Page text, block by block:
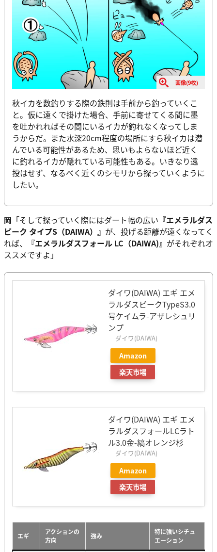
画像(9枚)
秋イカを数釣りする際の鉄則は手前から釣っていくこ
と。仮に遠くで掛けた場合、手前に寄せてくる間に墨
を吐かれればその間にいるイカが釣れなくなってしま
うからだ。また水深20cm程度の場所にすら秋イカは潜
んでいる可能性があるため、思いもよらないほど近く
に釣れるイカが隠れている可能性もある。いきなり遠
投はせず、なるべく近くのシモリから探っていくように
したい。
岡 「そして探っていく際にはダート幅の広い 『エメラルダス
ピーク タイプS（DAIWA）』 が、投げる距離が遠くなってく
れば、
『エメラルダスフォール LC（DAIWA)』 がそれぞれオ
ススメですよ」
ダイワ(DAIWA) エギ エメ
ラルダスピークTypeS3.0
号ケイムラ-アザレシュリ
ンプ
ダイワ(DAIWA)
Amazon
楽天市場
ダイワ(DAIWA) エギ エメ
ラルダスフォールLCラト
ル3.0金-縞オレンジ杉
ダイワ(DAIWA)
Amazon
楽天市場
エギ
アクションの
方向
強み
特に強いシチュ
エーション